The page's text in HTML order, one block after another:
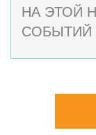
НА ЭТОЙ
СОБЫТИЙ